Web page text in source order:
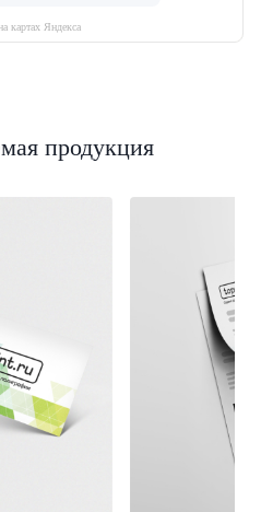
картах Яндекса
продукция